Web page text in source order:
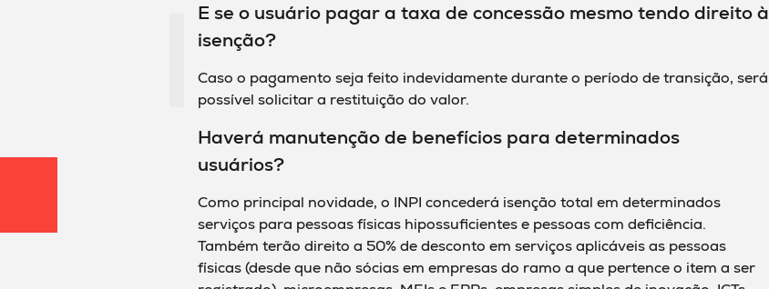
E se o usuário pagar a taxa de concessão mesmo tendo direito à
isenção?
Caso o pagamento seja feito indevidamente durante o período de transição, será
possível solicitar a restituição do valor.
Haverá manutenção de benefícios para determinados
usuários?
Como principal novidade, o INPI concederá isenção total em determinados
serviços para pessoas físicas hipossuficientes e pessoas com deficiência.
Também terão direito a 50% de desconto em serviços aplicáveis as pessoas
físicas (desde que não sócias em empresas do ramo a que pertence o item a ser